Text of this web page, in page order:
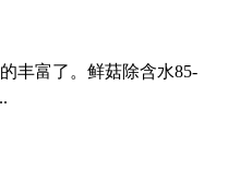
丰富了。鲜菇除含水85-